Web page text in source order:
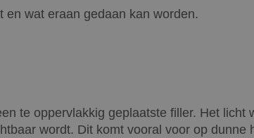
en wat eraan gedaan kan worden.
te oppervlakkig geplaatste filler. Het
wordt. Dit komt vooral voor op